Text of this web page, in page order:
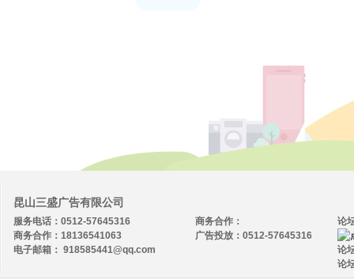
昆山三盛广告有限公司
服务电话：0512-57645316
商务合作：18136541063
电子邮箱： 918585441@qq.com
论
论
论
商务合作：
广告投放：0512-57645316